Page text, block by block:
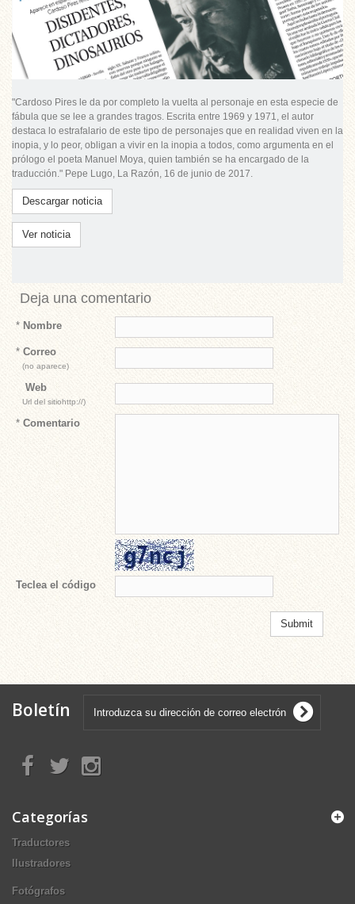
"Cardoso Pires le da por completo la vuelta al personaje en esta especie de
fábula que se lee a grandes tragos. Escrita entre 1969 y 1971, el autor
destaca lo estrafalario de este tipo de personajes que en realidad viven en la
inopia, y lo peor, obligan a vivir en la inopia a todos, como argumenta en el
prólogo el poeta Manuel Moya, quien también se ha encargado de la
traducción." Pepe Lugo, La Razón, 16 de junio de 2017.
Descargar noticia
Ver noticia
Deja una comentario
* Nombre
* Correo
(no aparece)
Web
Url del sitiohttp://)
* Comentario
Teclea el código
Boletín
Categorías
Traductores
Ilustradores
Fotógrafos